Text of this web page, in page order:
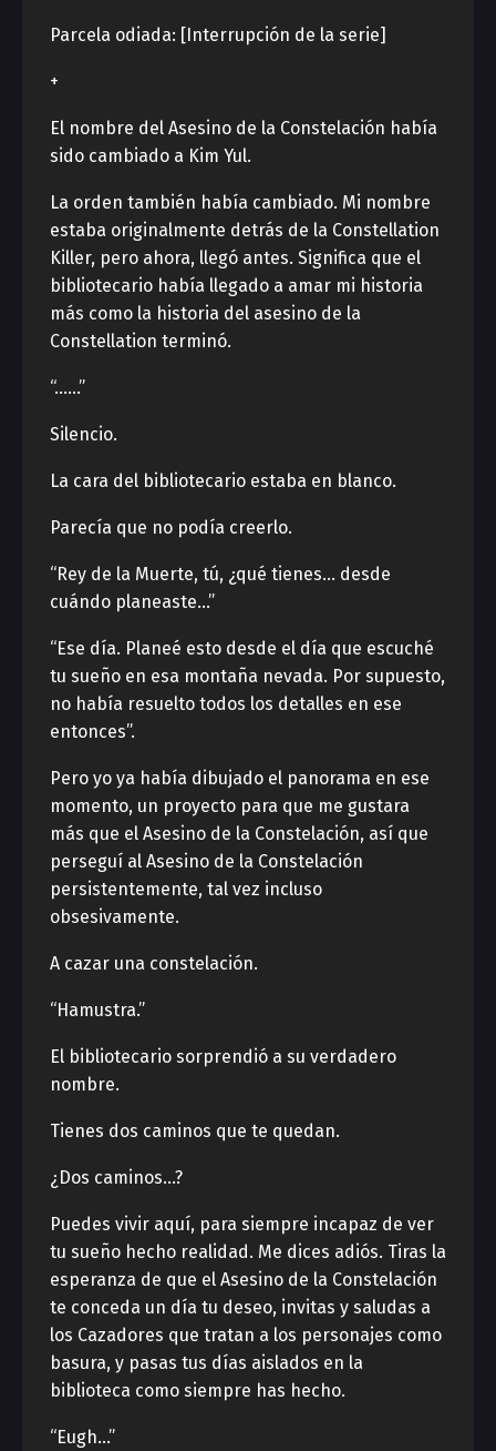
Parcela odiada: [Interrupción de la serie]
+
El nombre del Asesino de la Constelación había
sido cambiado a Kim Yul.
La orden también había cambiado. Mi nombre
estaba originalmente detrás de la Constellation
Killer, pero ahora, llegó antes. Significa que el
bibliotecario había llegado a amar mi historia
más como la historia del asesino de la
Constellation terminó.
“……”
Silencio.
La cara del bibliotecario estaba en blanco.
Parecía que no podía creerlo.
“Rey de la Muerte, tú, ¿qué tienes… desde
cuándo planeaste…”
“Ese día. Planeé esto desde el día que escuché
tu sueño en esa montaña nevada. Por supuesto,
no había resuelto todos los detalles en ese
entonces”.
Pero yo ya había dibujado el panorama en ese
momento, un proyecto para que me gustara
más que el Asesino de la Constelación, así que
perseguí al Asesino de la Constelación
persistentemente, tal vez incluso
obsesivamente.
A cazar una constelación.
“Hamustra.”
El bibliotecario sorprendió a su verdadero
nombre.
Tienes dos caminos que te quedan.
¿Dos caminos…?
Puedes vivir aquí, para siempre incapaz de ver
tu sueño hecho realidad. Me dices adiós. Tiras la
esperanza de que el Asesino de la Constelación
te conceda un día tu deseo, invitas y saludas a
los Cazadores que tratan a los personajes como
basura, y pasas tus días aislados en la
biblioteca como siempre has hecho.
“Eugh…”